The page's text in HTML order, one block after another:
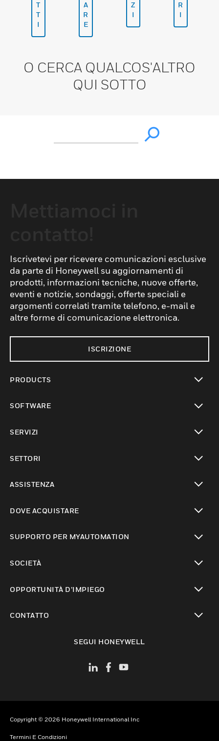
T
T
I
A
R
E
Z
I
R
I
O CERCA QUALCOS'ALTRO
QUI SOTTO
Iscrivetevi per ricevere comunicazioni esclusive
da parte di Honeywell su aggiornamenti di
prodotti, informazioni tecniche, nuove offerte,
eventi e notizie, sondaggi, offerte speciali e
argomenti correlati tramite telefono, e-mail e
altre forme di comunicazione elettronica.
ISCRIZIONE
PRODUCTS
SOFTWARE
SERVIZI
SETTORI
ASSISTENZA
DOVE ACQUISTARE
SUPPORTO PER MYAUTOMATION
SOCIETÀ
OPPORTUNITÀ D’IMPIEGO
CONTATTO
SEGUI HONEYWELL
Copyright © 2026 Honeywell International Inc
Termini E Condizioni